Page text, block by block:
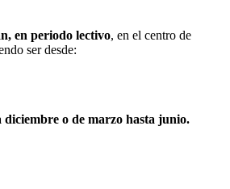
en periodo lectivo, en el centro de
ser desde:
diciembre o de marzo hasta junio.